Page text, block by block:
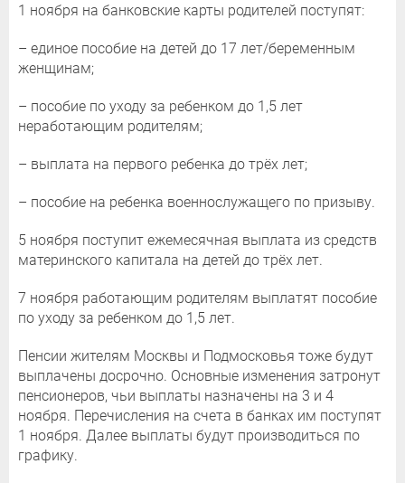
1 ноября на банковские карты родителей поступят:
– единое пособие на детей до 17 лет/беременным
женщинам;
– пособие по уходу за ребенком до 1,5 лет
неработающим родителям;
– выплата на первого ребенка до трёх лет;
– пособие на ребенка военнослужащего по призыву.
5 ноября поступит ежемесячная выплата из средств
материнского капитала на детей до трёх лет.
7 ноября работающим родителям выплатят пособие
по уходу за ребенком до 1,5 лет.
Пенсии жителям Москвы и Подмосковья тоже будут
выплачены досрочно. Основные изменения затронут
пенсионеров, чьи выплаты назначены на 3 и 4
ноября. Перечисления на счета в банках им поступят
1 ноября. Далее выплаты будут производиться по
графику.